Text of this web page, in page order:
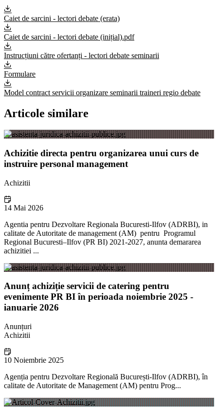
Caiet de sarcini - lectori debate (erata)
Caiet de sarcini - lectori debate (inițial).pdf
Instrucțiuni către ofertanți - lectori debate seminarii
Formulare
Model contract servicii organizare seminarii traineri regio debate
Articole similare
Achizitie directa pentru organizarea unui curs de
instruire personal management
Achizitii
14 Mai 2026
Agentia pentru Dezvoltare Regionala Bucuresti-Ilfov (ADRBI), in
calitate de Autoritate de management (AM) pentru Programul
Regional Bucuresti–Ilfov (PR BI) 2021-2027, anunta demararea
achizitiei ...
Anunț achiziție servicii de catering pentru
evenimente PR BI în perioada noiembrie 2025 -
ianuarie 2026
Anunțuri
Achizitii
10 Noiembrie 2025
Agenția pentru Dezvoltare Regională București-Ilfov (ADRBI), în
calitate de Autoritate de Management (AM) pentru Prog...